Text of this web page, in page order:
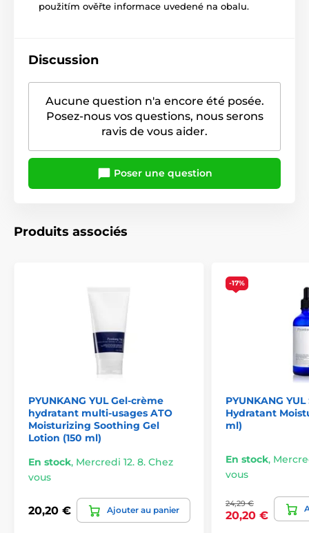
použitím ověřte informace uvedené na obalu.
Discussion
Aucune question n'a encore été posée.
Posez-nous vos questions, nous serons
ravis de vous aider.
Poser une question
Produits associés
PYUNKANG YUL Gel-crème
hydratant multi-usages ATO
Moisturizing Soothing Gel
Lotion (150 ml)
En stock, Mercredi 12. 8. Chez
vous
20,20 € Ajouter au panier
-17%
PYUNKANG
Hydratant
ml)
En stock,
vous
24,29 €
20,20 €